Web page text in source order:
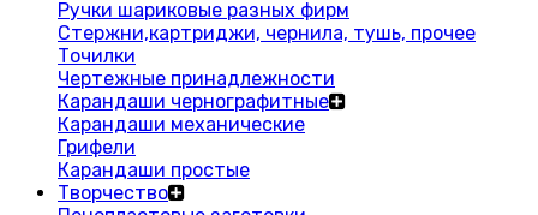
Ручки шариковые разных фирм
Стержни,картриджи, чернила, тушь, прочее
Точилки
Чертежные принадлежности
Карандаши чернографитные
Карандаши механические
Грифели
Карандаши простые
Творчество